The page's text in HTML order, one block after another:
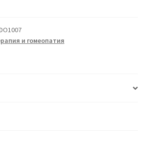
и гомеопатия